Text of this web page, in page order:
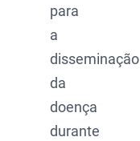
para
a
disseminação
da
doença
durante